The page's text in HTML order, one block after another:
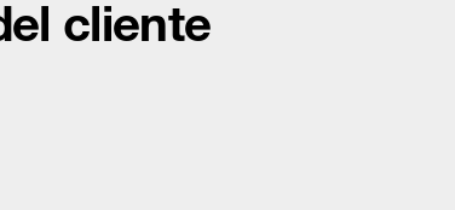
cliente